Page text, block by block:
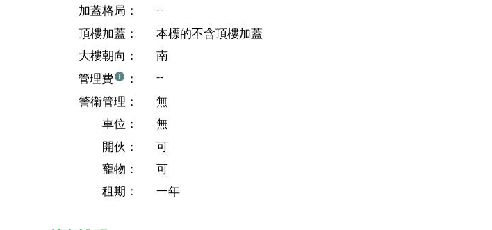
加蓋格局：
--
頂樓加蓋：
本標的不含頂樓加蓋
大樓朝向：
南
管理費
： --
警衛管理：
無
車位：
無
開伙：
可
寵物：
可
租期：
一年